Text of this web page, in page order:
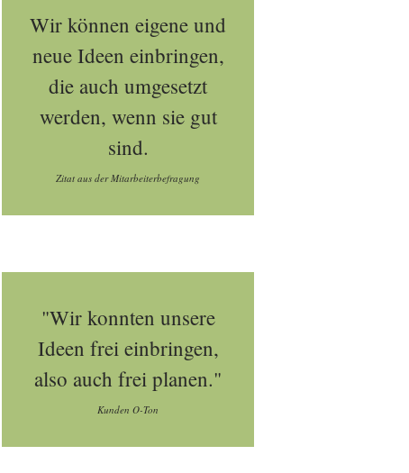
Wir können eigene und
neue Ideen einbringen,
die auch umgesetzt
werden, wenn sie gut
sind.
Zitat aus der Mitarbeiterbefragung
"Wir konnten unsere
Ideen frei einbringen,
also auch frei planen."
Kunden O-Ton